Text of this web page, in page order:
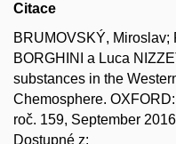
Citace
BRUMOVSKÝ,
BORGHINI a Luca
substances in the
Chemosphere.
roč. 159, September
Dostupné z: